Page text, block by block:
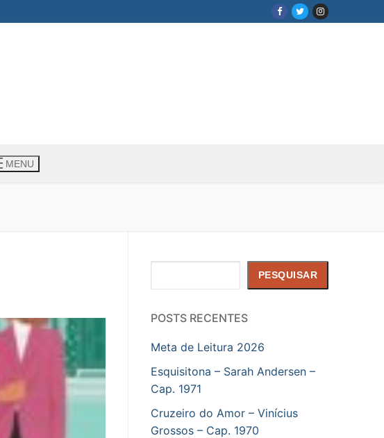
MENU
PESQUISAR
POSTS RECENTES
Meta de Leitura 2026
Esquisitona – Sarah Andersen –
Cap. 1971
Cruzeiro do Amor – Vinícius
Grossos – Cap. 1970